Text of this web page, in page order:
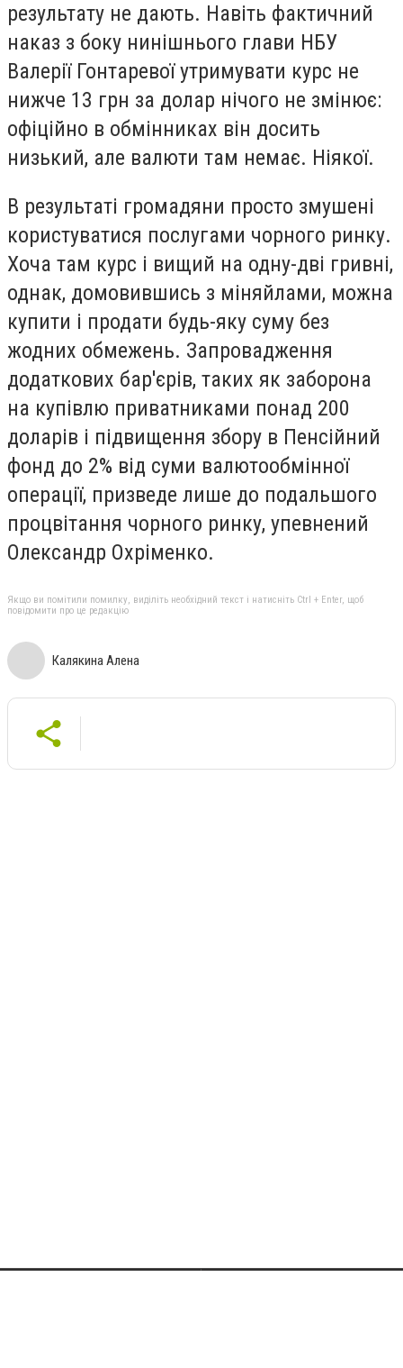
результату не дають. Навіть фактичний
наказ з боку нинішнього глави НБУ
Валерії Гонтаревої утримувати курс не
нижче 13 грн за долар нічого не змінює:
офіційно в обмінниках він досить
низький, але валюти там немає. Ніякої.
В результаті громадяни просто змушені
користуватися послугами чорного ринку.
Хоча там курс і вищий на одну-дві гривні,
однак, домовившись з міняйлами, можна
купити і продати будь-яку суму без
жодних обмежень. Запровадження
додаткових бар'єрів, таких як заборона
на купівлю приватниками понад 200
доларів і підвищення збору в Пенсійний
фонд до 2% від суми валютообмінної
операції, призведе лише до подальшого
процвітання чорного ринку, упевнений
Олександр Охріменко.
Якщо ви помітили помилку, виділіть необхідний текст і натисніть Ctrl + Enter, щоб
повідомити про це редакцію
Калякина Алена